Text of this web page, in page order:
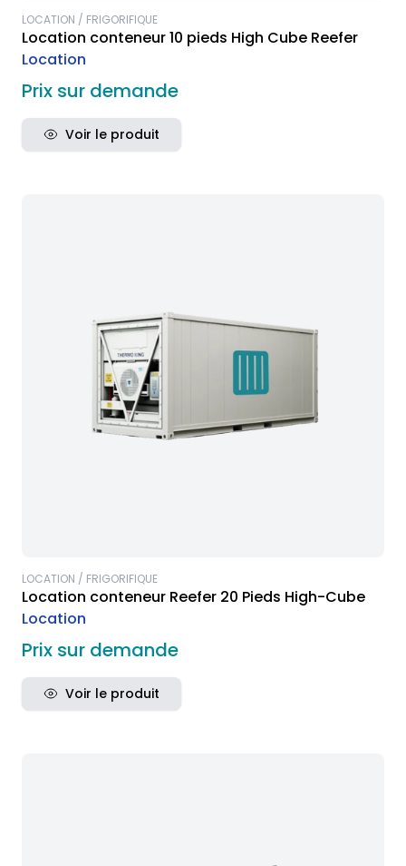
LOCATION / FRIGORIFIQUE
Location conteneur 10 pieds High Cube Reefer
Location
Prix sur demande
Voir le produit
LOCATION / FRIGORIFIQUE
Location conteneur Reefer 20 Pieds High-Cube
Location
Prix sur demande
Voir le produit